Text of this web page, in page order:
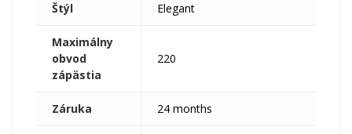
Štýl Elegant
Maximálny
obvod
zápästia
220
Záruka 24 months